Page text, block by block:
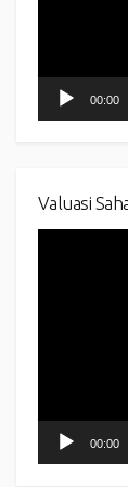
00:00
Valuasi
00:00